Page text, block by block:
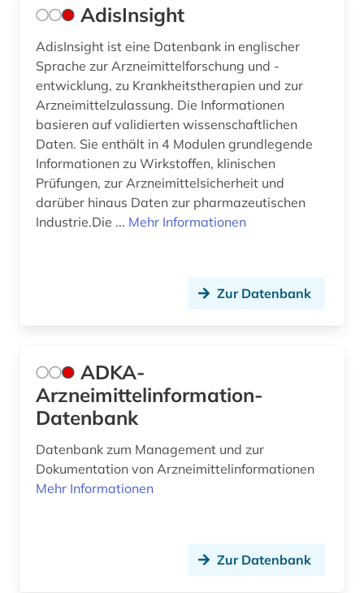
elektronik (2)
elektronische enzyklopädie (1)
elektronische medien (1)
elektronische publikation (1)
elektronische zeitschrift (25)
elektronisches buch (77)
elektrophorese (1)
embryologie (1)
emil von behring (1)
endoskopie (1)
engineering profession (1)
AdisInsight
AdisInsight ist eine Datenbank in englischer
Sprache zur Arzneimittelforschung und -
entwicklung, zu Krankheitstherapien und zur
Arzneimittelzulassung. Die Informationen
basieren auf validierten wissenschaftlichen
Daten. Sie enthält in 4 Modulen grundlegende
Informationen zu Wirkstoffen, klinischen
Prüfungen, zur Arzneimittelsicherheit und
darüber hinaus Daten zur pharmazeutischen
Industrie.Die ... Mehr Informationen
Zur Datenbank
ADKA-
Arzneimittelinformation-
Datenbank
Datenbank zum Management und zur
Dokumentation von Arzneimittelinformationen
Mehr Informationen
Zur Datenbank